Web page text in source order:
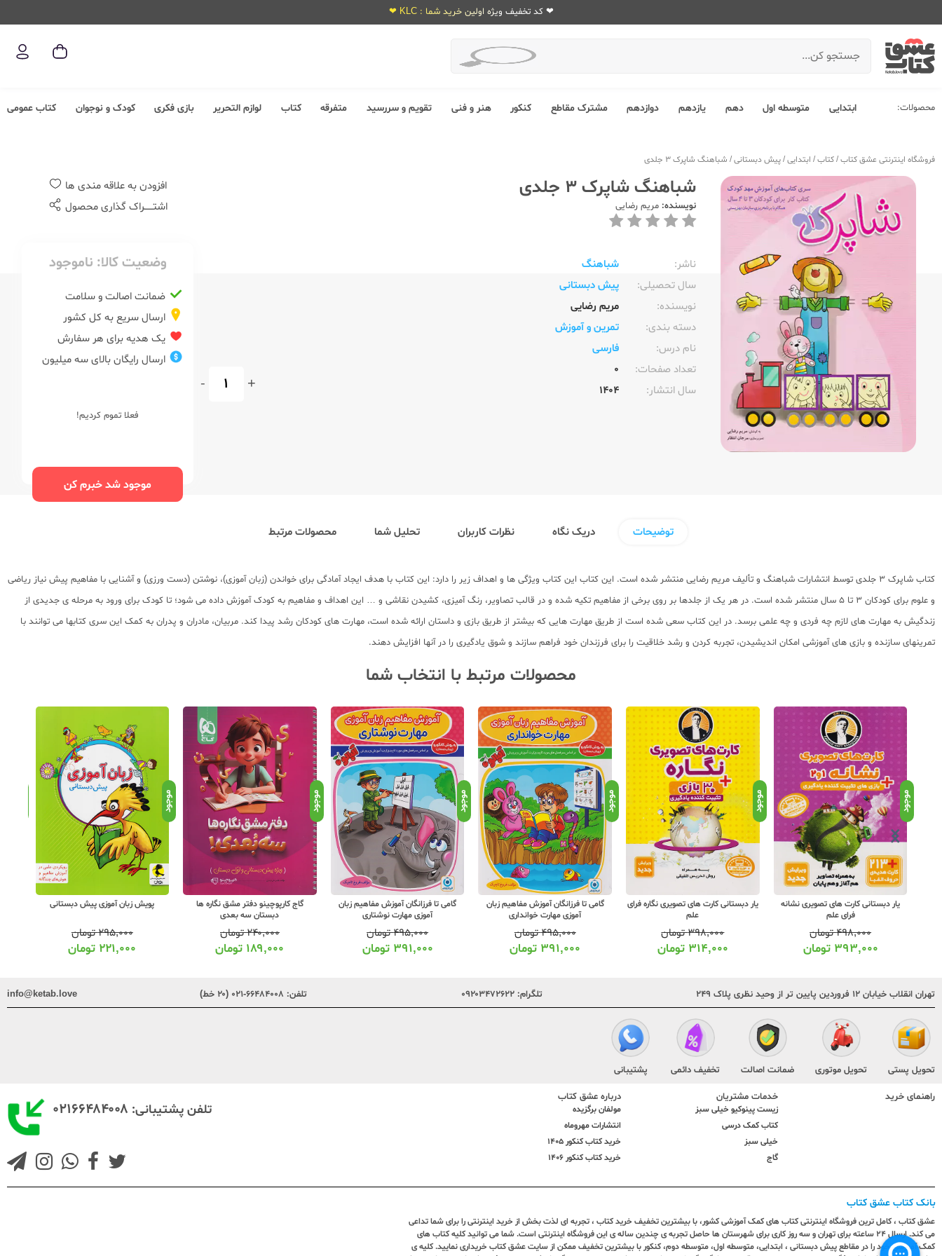
❤ کد تخفیف ویژه اولین خرید شما : KLC ❤
محصولات: ابتدایی متوسطه اول دهم یازدهم دوازدهم مشترک مقاطع کنکور هنر و فنی تقویم و سررسید متفرقه کتاب لوازم التحریر بازی فکری کودک و نوجوان کتاب عمومی
فروشگاه اینترنتی عشق کتاب/کتاب/ ابتدایی/پیش دبستانی/ شباهنگ شاپرک 3 جلدی
شباهنگ شاپرک 3 جلدی
نویسنده: مریم رضایی
ناشر:‌
شباهنگ
سال تحصیلی:‌
پیش دبستانی
نویسنده:‌
مریم رضایی
دسته بندی:
تمرین و آموزش
نام درس:
فارسی
تعداد صفحات:‌
0
سال انتشار:‌
1404
+
-
افزودن به علاقه مندی ها
اشتــــــراک گذاری محصول
وضعیت کالا: ناموجود
ضمانت اصالت و سلامت
ارسال سریع به کل کشور
یک هدیه برای هر سفارش
ارسال رایگان بالای سه میلیون
فعلا تموم کردیم!
موجود شد خبرم کن
توضیحات دریک نگاه نظرات کاربران تحلیل شما محصولات مرتبط
کتاب شاپرک 3 جلدی توسط انتشارات شباهنگ و تألیف مریم رضایی منتشر شده است. این کتاب این کتاب ویژگی ها و اهداف زیر را دارد: این کتاب با هدف ایجاد آمادگی برای خواندن (زبان آموزی)، نوشتن (دست ورزی) و آشنایی با مفاهیم پیش نیاز ریاضی
و علوم برای کودکان 3 تا 5 سال منتشر شده است. در هر یک از جلدها بر روی برخی از مفاهیم تکیه شده و در قالب تصاویر، رنگ آمیزی، کشیدن نقاشی و … این اهداف و مفاهیم به کودک آموزش داده می شود؛ تا کودک برای ورود به مرحله ی جدیدی از
زندگیش به مهارت های لازم چه فردی و چه علمی برسد. در این کتاب سعی شده است از طریق مهارت هایی که بیشتر از طریق بازی و داستان ارائه شده است، مهارت های کودکان رشد پیدا کند. مربیان، مادران و پدران به کمک این سری کتابها می توانند با
تمرینهای سازنده و بازی های آموزشی امکان اندیشیدن، تجربه کردن و رشد خلاقیت را برای فرزندان خود فراهم سازند و شوق یادگیری را در آنها افزایش دهند.
محصولات مرتبط با انتخاب شما
موجود
یار دبستانی کارت های تصویری نشانه
فرای علم
۴۹۸,۰۰۰تومان
۳۹۳,۰۰۰ تومان
موجود
یار دبستانی کارت های تصویری نگاره فرای
علم
۳۹۸,۰۰۰تومان
۳۱۴,۰۰۰ تومان
موجود
گامی تا فرزانگان آموزش مفاهیم زبان
آموزی مهارت خوانداری
۴۹۵,۰۰۰تومان
۳۹۱,۰۰۰ تومان
موجود
گامی تا فرزانگان آموزش مفاهیم زبان
آموزی مهارت نوشتاری
۴۹۵,۰۰۰تومان
۳۹۱,۰۰۰ تومان
موجود
گاج کارپوچینو دفتر مشق نگاره ها
دبستان سه بعدی
۲۴۰,۰۰۰تومان
۱۸۹,۰۰۰ تومان
موجود
پویش زبان آموزی پیش دبستانی
۲۹۵,۰۰۰تومان
۲۲۱,۰۰۰ تومان
تهران انقلاب خیابان ۱۲ فروردین پایین تر از وحید نظری پلاک ۲۴۹ تلگرام: ۰۹۲۰۳۴۷۲۶۲۲ تلفن: ۶۶۴۸۴۰۰۸-۰۲۱ (۲۰ خط) info@ketab.love
تحویل پستی تحویل موتوری ضمانت اصالت تخفیف دائمی پشتیبانی
راهنمای خرید خدمات مشتریان
زیست پینوکیو خیلی سبز
کتاب کمک درسی
خیلی سبز
گاج
درباره عشق کتاب
مولفان برگزیده
انتشارات مهروماه
خرید کتاب کنکور 1405
خرید کتاب کنکور 1406
تلفن پشتیبانی: ۰۲۱۶۶۴۸۴۰۰۸
بانک کتاب عشق کتاب
عشق کتاب ، کامل ترین فروشگاه اینترنتی کتاب های کمک آموزشی کشور، با بیشترین تخفیف خرید کتاب ، تجربه ای لذت بخش از خرید اینترنتی را برای شما تداعی
می کند. ارسال ٢٤ ساعته برای تهران و سه روز کاری برای شهرستان ها حاصل تجربه ی چندین ساله ی این فروشگاه اینترنتی است. شما می توانید کلیه کتاب های
کمک آموزشی خود را در مقاطع پیش دبستانی ، ابتدایی، متوسطه اول، متوسطه دوم، کنکور با بیشترین تخفیف ممکن از سایت عشق کتاب خریداری نمایید. کلیه ی